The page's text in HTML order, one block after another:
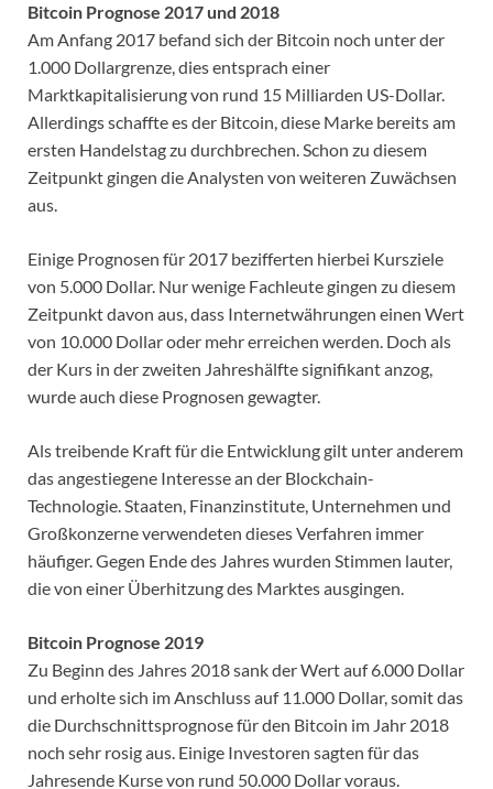
Bitcoin Prognose 2017 und 2018
Am Anfang 2017 befand sich der Bitcoin noch unter der
1.000 Dollargrenze, dies entsprach einer
Marktkapitalisierung von rund 15 Milliarden US-Dollar.
Allerdings schaffte es der Bitcoin, diese Marke bereits am
ersten Handelstag zu durchbrechen. Schon zu diesem
Zeitpunkt gingen die Analysten von weiteren Zuwächsen
aus.
Einige Prognosen für 2017 bezifferten hierbei Kursziele
von 5.000 Dollar. Nur wenige Fachleute gingen zu diesem
Zeitpunkt davon aus, dass Internetwährungen einen Wert
von 10.000 Dollar oder mehr erreichen werden. Doch als
der Kurs in der zweiten Jahreshälfte signifikant anzog,
wurde auch diese Prognosen gewagter.
Als treibende Kraft für die Entwicklung gilt unter anderem
das angestiegene Interesse an der Blockchain-
Technologie. Staaten, Finanzinstitute, Unternehmen und
Großkonzerne verwendeten dieses Verfahren immer
häufiger. Gegen Ende des Jahres wurden Stimmen lauter,
die von einer Überhitzung des Marktes ausgingen.
Bitcoin Prognose 2019
Zu Beginn des Jahres 2018 sank der Wert auf 6.000 Dollar
und erholte sich im Anschluss auf 11.000 Dollar, somit das
die Durchschnittsprognose für den Bitcoin im Jahr 2018
noch sehr rosig aus. Einige Investoren sagten für das
Jahresende Kurse von rund 50.000 Dollar voraus.